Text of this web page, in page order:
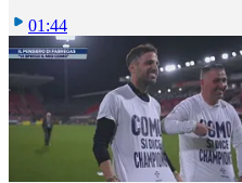
01:44